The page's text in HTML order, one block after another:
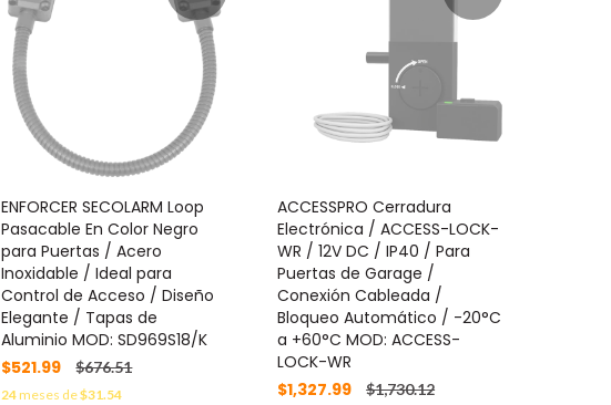
ENFORCER SECOLARM Loop
Pasacable En Color Negro
para Puertas / Acero
Inoxidable / Ideal para
Control de Acceso / Diseño
Elegante / Tapas de
Aluminio MOD: SD969S18/K
$521.99
$676.51
24meses de$31.54
ACCESSPRO Cerradura
Electrónica / ACCESS-LOCK-
WR / 12V DC / IP40 / Para
Puertas de Garage /
Conexión Cableada /
Bloqueo Automático / -20°C
a +60°C MOD: ACCESS-
LOCK-WR
$1,327.99
$1,730.12